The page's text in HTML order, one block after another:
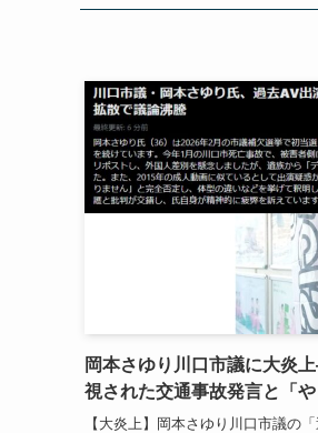
岡本さゆり川口市議に大炎
視された交通事故発言と「
【大炎上】岡本さゆり川口市議の